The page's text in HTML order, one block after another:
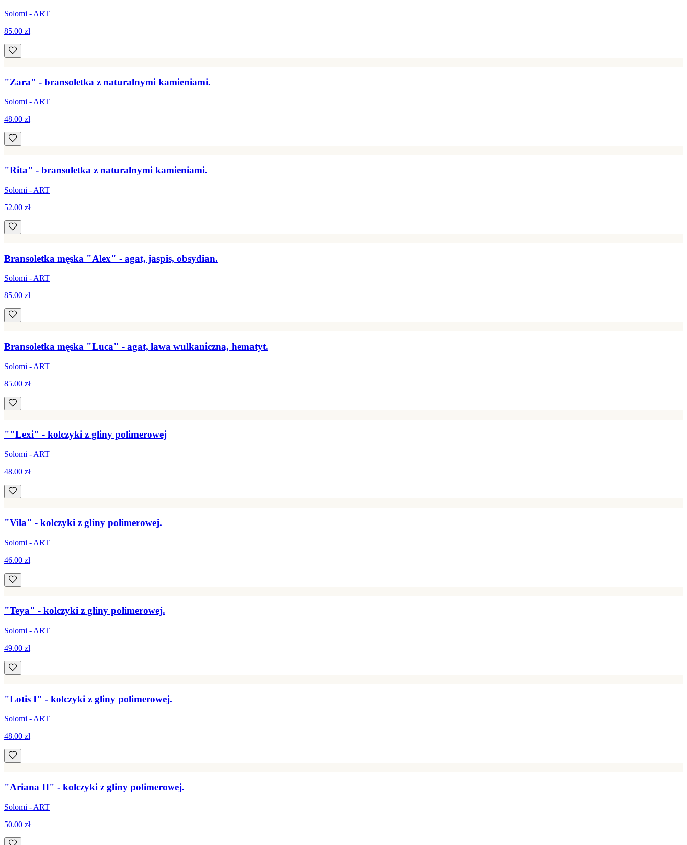
Solomi - ART
85.00 zł
"Zara" - bransoletka z naturalnymi kamieniami.
Solomi - ART
48.00 zł
"Rita" - bransoletka z naturalnymi kamieniami.
Solomi - ART
52.00 zł
Bransoletka męska "Alex" - agat, jaspis, obsydian.
Solomi - ART
85.00 zł
Bransoletka męska "Luca" - agat, lawa wulkaniczna, hematyt.
Solomi - ART
85.00 zł
""Lexi" - kolczyki z gliny polimerowej
Solomi - ART
48.00 zł
"Vila" - kolczyki z gliny polimerowej.
Solomi - ART
46.00 zł
"Teya" - kolczyki z gliny polimerowej.
Solomi - ART
49.00 zł
"Lotis I" - kolczyki z gliny polimerowej.
Solomi - ART
48.00 zł
"Ariana II" - kolczyki z gliny polimerowej.
Solomi - ART
50.00 zł